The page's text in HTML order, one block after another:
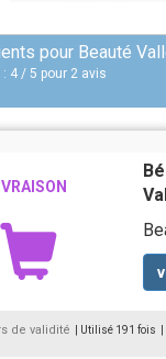
pour Beauté
4 / 5 pour 2 avis
de validité | Utilisé 191 fois